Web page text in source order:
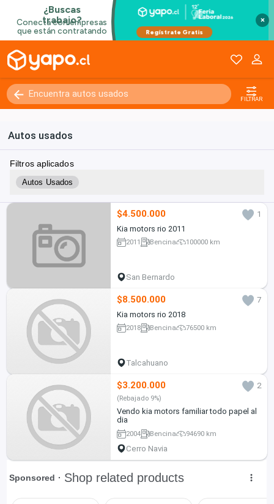
×
FILTRAR
Autos usados
Filtros aplicados
Autos Usados
$4.500.000
1
Kia motors rio 2011
2011 Bencina 100000 km
San Bernardo
$8.500.000
7
Kia motors rio 2018
2018 Bencina 76500 km
Talcahuano
$3.200.000 2
(Rebajado 9%)
Vendo kia motors familiar todo papel al
dia
2004 Bencina 94690 km
Cerro Navia